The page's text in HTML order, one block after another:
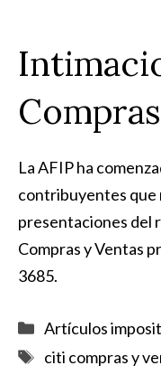
La AFIP ha
contribuyentes que
presentaciones del
Compras y Ventas
3685.
Categorías
Artículos
Etiquetas
citi compras y